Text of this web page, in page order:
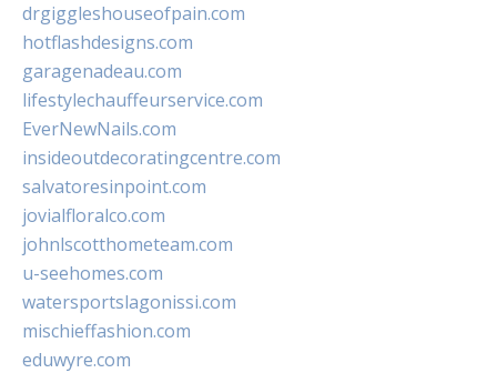
drgiggleshouseofpain.com
hotflashdesigns.com
garagenadeau.com
lifestylechauffeurservice.com
EverNewNails.com
insideoutdecoratingcentre.com
salvatoresinpoint.com
jovialfloralco.com
johnlscotthometeam.com
u-seehomes.com
watersportslagonissi.com
mischieffashion.com
eduwyre.com